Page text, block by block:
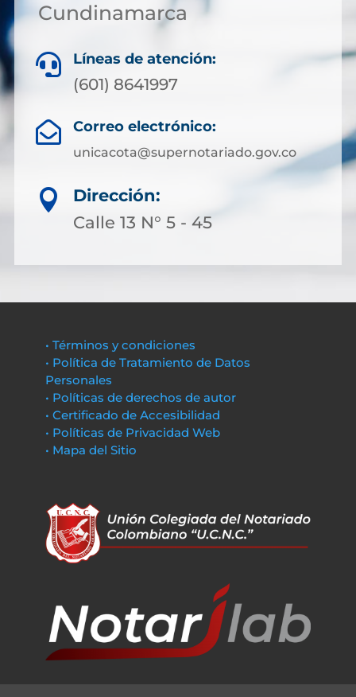
Cundinamarca
 Líneas de atención:
(601) 8641997
 Correo electrónico:
unicacota@supernotariado.gov.co

Dirección:
Calle 13 N° 5 - 45
• Términos y condiciones
• Política de Tratamiento de Datos
Personales
• Políticas de derechos de autor
• Certificado de Accesibilidad
• Políticas de Privacidad Web
• Mapa del Sitio